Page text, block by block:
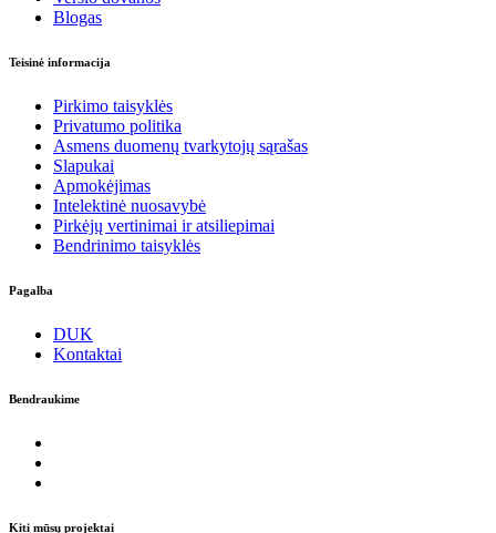
Blogas
Teisinė informacija
Pirkimo taisyklės
Privatumo politika
Asmens duomenų tvarkytojų sąrašas
Slapukai
Apmokėjimas
Intelektinė nuosavybė
Pirkėjų vertinimai ir atsiliepimai
Bendrinimo taisyklės
Pagalba
DUK
Kontaktai
Bendraukime
Kiti mūsų projektai